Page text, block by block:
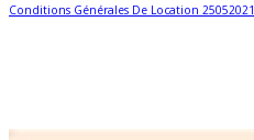
Conditions Générales De Location 25052021